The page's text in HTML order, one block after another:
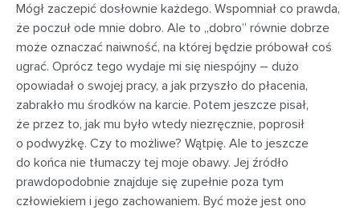
Mógł zaczepić dosłownie każdego. Wspomniał co prawda,
że poczuł ode mnie dobro. Ale to „dobro” równie dobrze
może oznaczać naiwność, na której będzie próbował coś
ugrać. Oprócz tego wydaje mi się niespójny – dużo
opowiadał o swojej pracy, a jak przyszło do płacenia,
zabrakło mu środków na karcie. Potem jeszcze pisał,
że przez to, jak mu było wtedy niezręcznie, poprosił
o podwyżkę. Czy to możliwe? Wątpię. Ale to jeszcze
do końca nie tłumaczy tej moje obawy. Jej źródło
prawdopodobnie znajduje się zupełnie poza tym
człowiekiem i jego zachowaniem. Być może jest ono